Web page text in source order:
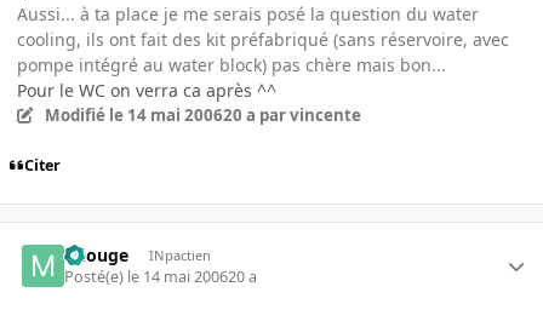
Aussi... à ta place je me serais posé la question du water
cooling, ils ont fait des kit préfabriqué (sans réservoire, avec
pompe intégré au water block) pas chère mais bon...
Pour le WC on verra ca après ^^
Modifié le 14 mai 200620 a par vincente
Citer
miouge INpactien
Posté(e) le 14 mai 200620 a